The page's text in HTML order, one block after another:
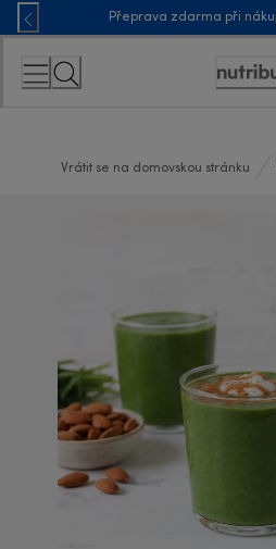
Skip
to
Content
Přeprava zdarma při
Vrátit se na domovskou stránku